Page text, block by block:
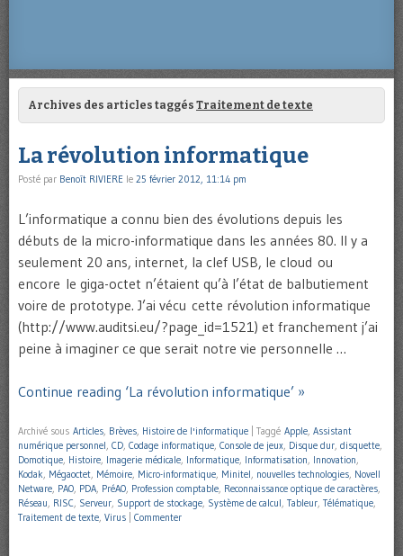
Archives des articles taggés Traitement de texte
La révolution informatique
Posté par Benoît RIVIERE le 25 février 2012, 11:14 pm
L’informatique a connu bien des évolutions depuis les
débuts de la micro-informatique dans les années 80. Il y a
seulement 20 ans, internet, la clef USB, le cloud ou
encore le giga-octet n’étaient qu’à l’état de balbutiement
voire de prototype. J’ai vécu cette révolution informatique
(http://www.auditsi.eu/?page_id=1521) et franchement j’ai
peine à imaginer ce que serait notre vie personnelle …
Continue reading ‘La révolution informatique’ »
Archivé sous Articles, Brèves, Histoire de l'informatique Taggé Apple, Assistant
numérique personnel, CD, Codage informatique, Console de jeux, Disque dur, disquette,
Domotique, Histoire, Imagerie médicale, Informatique, Informatisation, Innovation,
Kodak, Mégaoctet, Mémoire, Micro-informatique, Minitel, nouvelles technologies, Novell
Netware, PAO, PDA, PréAO, Profession comptable, Reconnaissance optique de caractères,
Réseau, RISC, Serveur, Support de stockage, Système de calcul, Tableur, Télématique,
Traitement de texte, Virus Commenter